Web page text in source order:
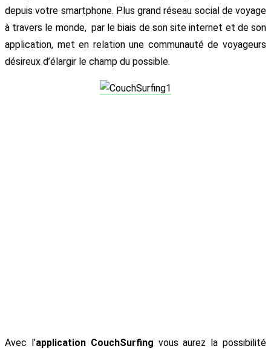
depuis votre smartphone. Plus grand réseau social de voyage
à travers le monde, par le biais de son site internet et de son
application, met en relation une communauté de voyageurs
désireux d’élargir le champ du possible.
Avec l’application CouchSurfing vous aurez la possibilité